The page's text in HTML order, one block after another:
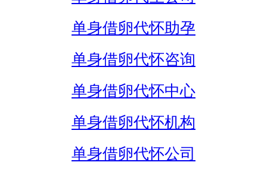
单身借卵代怀助孕
单身借卵代怀咨询
单身借卵代怀中心
单身借卵代怀机构
单身借卵代怀公司